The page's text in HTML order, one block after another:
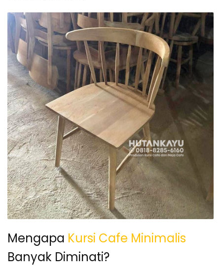
Mengapa Kursi Cafe Minimalis
Banyak Diminati?